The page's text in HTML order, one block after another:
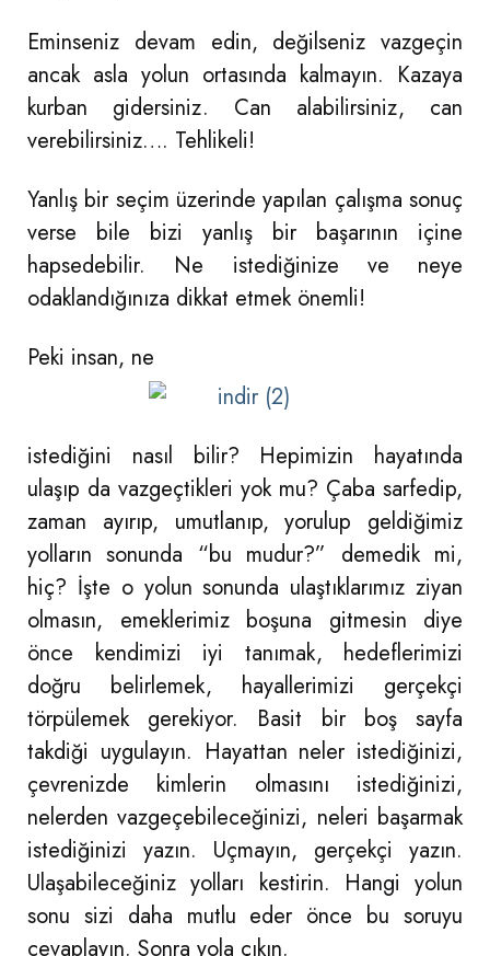
Eminseniz devam edin, değilseniz vazgeçin
ancak asla yolun ortasında kalmayın. Kazaya
kurban gidersiniz. Can alabilirsiniz, can
verebilirsiniz…. Tehlikeli!
Yanlış bir seçim üzerinde yapılan çalışma sonuç
verse bile bizi yanlış bir başarının içine
hapsedebilir. Ne istediğinize ve neye
odaklandığınıza dikkat etmek önemli!
Peki insan, ne
istediğini nasıl bilir? Hepimizin hayatında
ulaşıp da vazgeçtikleri yok mu? Çaba sarfedip,
zaman ayırıp, umutlanıp, yorulup geldiğimiz
yolların sonunda “bu mudur?” demedik mi,
hiç? İşte o yolun sonunda ulaştıklarımız ziyan
olmasın, emeklerimiz boşuna gitmesin diye
önce kendimizi iyi tanımak, hedeflerimizi
doğru belirlemek, hayallerimizi gerçekçi
törpülemek gerekiyor. Basit bir boş sayfa
takdiği uygulayın. Hayattan neler istediğinizi,
çevrenizde kimlerin olmasını istediğinizi,
nelerden vazgeçebileceğinizi, neleri başarmak
istediğinizi yazın. Uçmayın, gerçekçi yazın.
Ulaşabileceğiniz yolları kestirin. Hangi yolun
sonu sizi daha mutlu eder önce bu soruyu
cevaplayın. Sonra yola çıkın.